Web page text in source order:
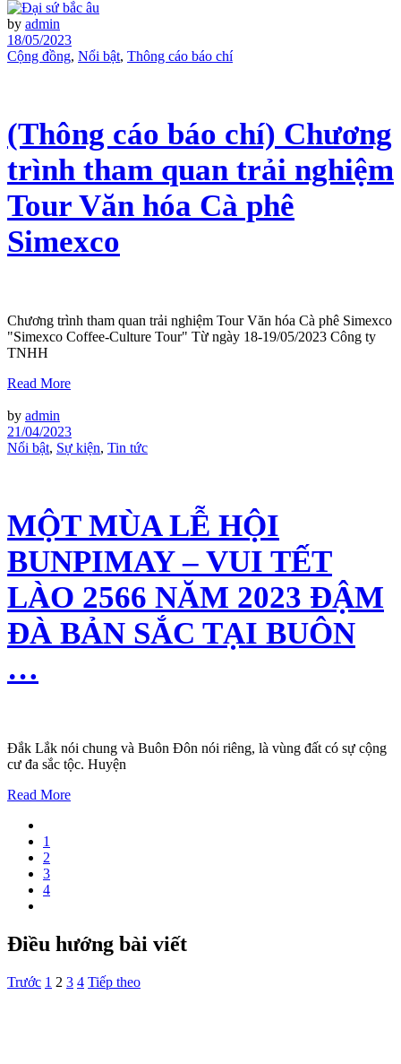
by admin
18/05/2023
Cộng đồng, Nổi bật, Thông cáo báo chí
(Thông cáo báo chí) Chương
trình tham quan trải nghiệm
Tour Văn hóa Cà phê
Simexco
Chương trình tham quan trải nghiệm Tour Văn hóa Cà phê Simexco
"Simexco Coffee-Culture Tour" Từ ngày 18-19/05/2023 Công ty
TNHH
Read More
by admin
21/04/2023
Nổi bật, Sự kiện, Tin tức
MỘT MÙA LỄ HỘI
BUNPIMAY – VUI TẾT
LÀO 2566 NĂM 2023 ĐẬM
ĐÀ BẢN SẮC TẠI BUÔN
…
Đắk Lắk nói chung và Buôn Đôn nói riêng, là vùng đất có sự cộng
cư đa sắc tộc. Huyện
Read More
1
2
3
4
Điều hướng bài viết
Trước 1 2 3 4 Tiếp theo